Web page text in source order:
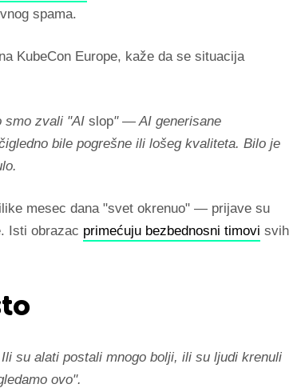
spama.
na KubeCon Europe, kaže da se situacija
smo zvali "AI slop" — AI generisane
bile pogrešne ili lošeg kvaliteta. Bilo je
mesec dana "svet okrenuo" — prijave su
Isti obrazac primećuju bezbednosni timovi svih
su alati postali mnogo bolji, ili su ljudi krenuli
ovo".